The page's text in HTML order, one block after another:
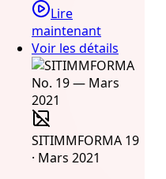
Lire
maintenant
Voir les détails
SITIMMFORMA 19
· Mars 2021